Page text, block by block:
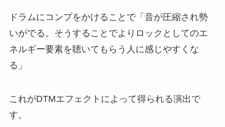
ドラムにコンプをかけることで「音が圧縮され勢
いがでる。そうすることでよりロックとしてのエ
ネルギー要素を聴いてもらう人に感じやすくな
る」
これがDTMエフェクトによって得られる演出で
す。